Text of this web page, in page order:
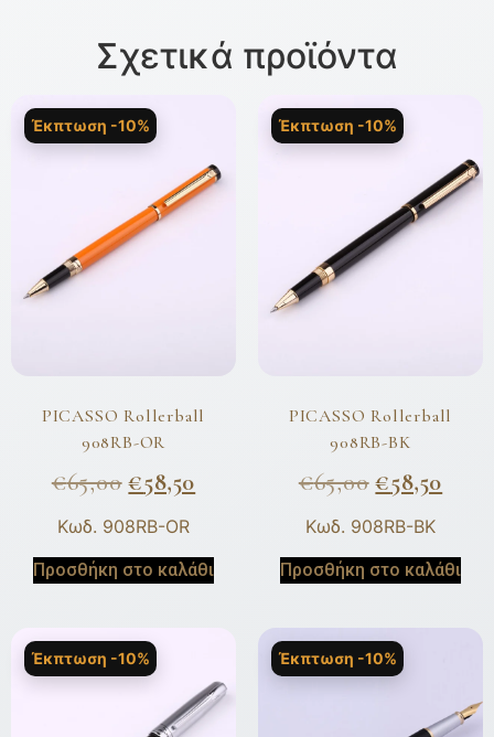
Σχετικά προϊόντα
Έκπτωση -10%
PICASSO Rollerball
908RB-OR
€65,00 €58,50
Κωδ. 908RB-OR
Προσθήκη στο καλάθι
Έκπτωση -10%
PICASSO Rollerball
908RB-BK
€65,00 €58,50
Κωδ. 908RB-BK
Προσθήκη στο καλάθι
Έκπτωση -10% Έκπτωση -10%